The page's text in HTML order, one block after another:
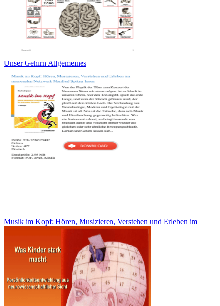
Unser Gehirn Allgemeines
Musik im Kopf: Hören, Musizieren, Verstehen und Erleben im